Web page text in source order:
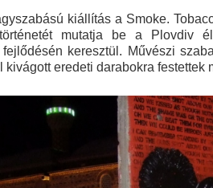
kiállítás a Smoke.
mutatja be a Plovdiv
keresztül. Művészi
kivágott eredeti darabokra festettek